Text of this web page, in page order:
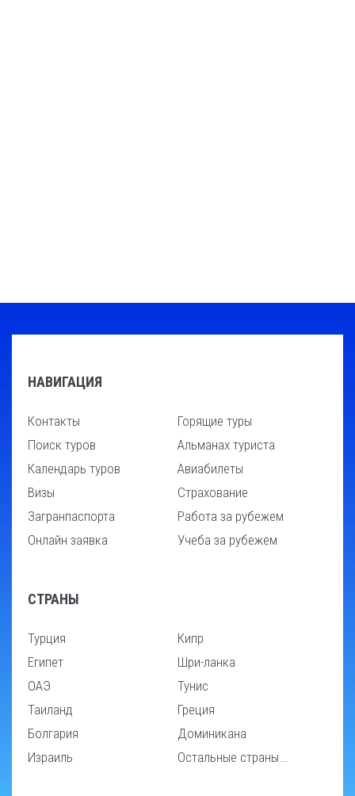
НАВИГАЦИЯ
Контакты
Поиск туров
Календарь туров
Визы
Загранпаспорта
Онлайн заявка
Горящие туры
Альманах туриста
Авиабилеты
Страхование
Работа за рубежем
Учеба за рубежем
СТРАНЫ
Турция
Египет
ОАЭ
Таиланд
Болгария
Израиль
Кипр
Шри-ланка
Тунис
Греция
Доминикана
Остальные страны...